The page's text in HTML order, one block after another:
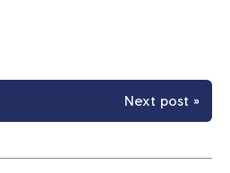
Next post »